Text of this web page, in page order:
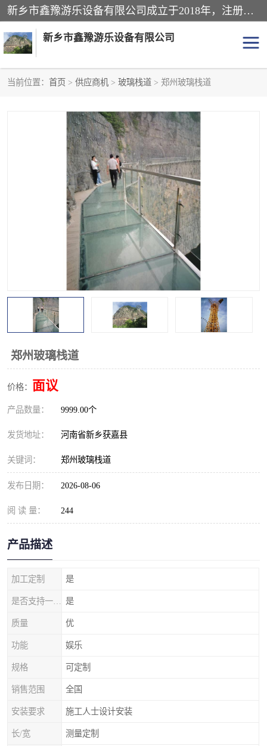
新乡市鑫豫游乐设备有限公司成立于2018年，注册地位于河南省。经营范围包括游乐设备、滑索、滑道、空中自行车、吊桥、拓展器材、攀岩器材、趣桥、悬崖秋千、网红桥、儿童乐园设备、水上乐园设备、丛林穿越设备、音乐呐喊设备、轨道滑车、栈道、玻璃滑道、观景平台、景观包装的设计、制造、销售、安装、维修，景区策划服务。
新乡市鑫豫游乐设备有限公司
当前位置： 首页 > 供应商机 > 玻璃栈道 > 郑州玻璃栈道
郑州玻璃栈道
价格： 面议
产品数量： 9999.00个
发货地址： 河南省新乡获嘉县
关键词： 郑州玻璃栈道
发布日期： 2026-08-06
阅 读 量： 244
产品描述
加工定制 是
是
质量 优
功能 娱乐
规格 可定制
销售范围 全国
安装要求 施工人士设计安装
长/宽 测量定制
儿童乐园设备
水上乐园设备
攀岩器材
空中自行车
玻璃滑道
网红桥
拓展器材 丛林穿越设备
玻璃栈道